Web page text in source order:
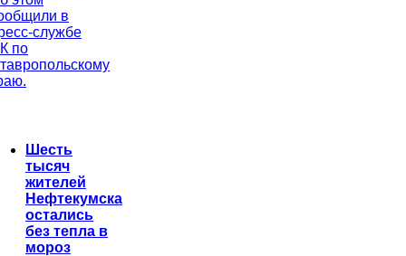
в
службе
по
Шесть
тысяч
жителей
Нефтекумска
остались
без тепла в
мороз